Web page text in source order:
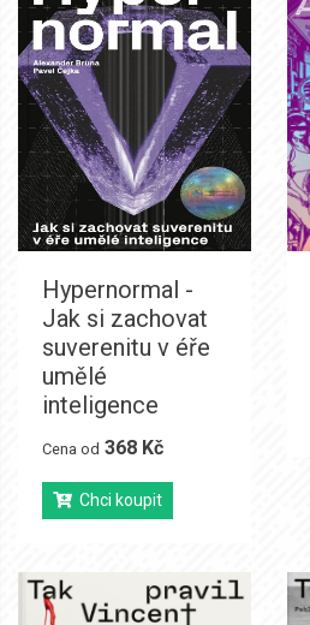
Hypernormal -
Jak si zachovat
suverenitu v éře
umělé
inteligence
Cena od 368 Kč
Chci koupit